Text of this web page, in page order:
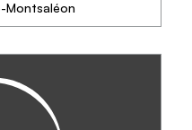
PLUS
des Écrins et celui
nous vous invitons à